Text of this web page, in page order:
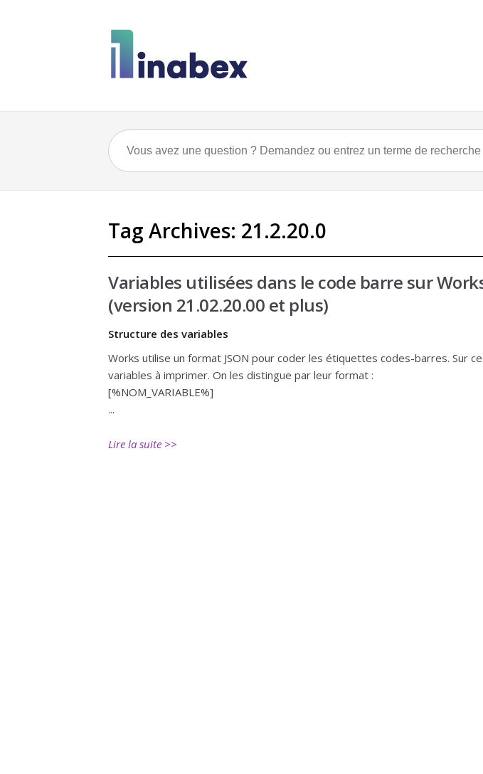
Tag Archives: 21.2.20.0
Variables utilisées dans le code barre sur
(version 21.02.20.00 et plus)
Structure des variables
Works utilise un format JSON pour coder les étiquettes codes-barres. Sur
variables à imprimer. On les distingue par leur format :
[%NOM_VARIABLE%]
...
Lire la suite >>